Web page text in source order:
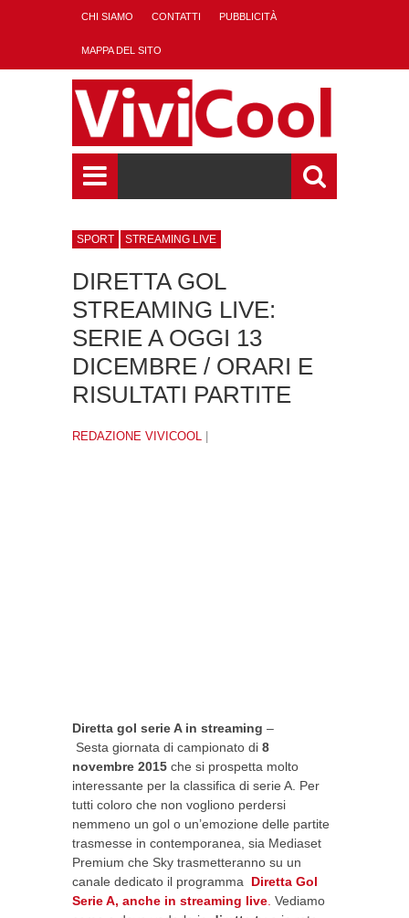
CHI SIAMO CONTATTI PUBBLICITÀ
MAPPA DEL SITO
SPORT STREAMING LIVE
DIRETTA GOL
STREAMING LIVE:
SERIE A OGGI 13
DICEMBRE / ORARI E
RISULTATI PARTITE
REDAZIONE VIVICOOL
Diretta gol serie A in streaming –
Sesta giornata di campionato di 8
novembre 2015 che si prospetta molto
interessante per la classifica di serie A. Per
tutti coloro che non vogliono perdersi
nemmeno un gol o un’emozione delle partite
trasmesse in contemporanea, sia Mediaset
Premium che Sky trasmetteranno su un
canale dedicato il programma
Diretta Gol
Serie A, anche in streaming live Vediamo